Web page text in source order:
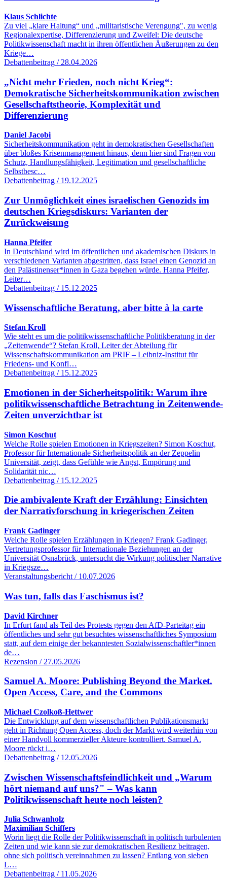
Klaus Schlichte
Zu viel „klare Haltung“ und „militaristische Verengung", zu wenig
Regionalexpertise, Differenzierung und Zweifel: Die deutsche
Politikwissenschaft macht in ihren öffentlichen Äußerungen zu den
Kriege…
Debattenbeitrag / 28.04.2026
„Nicht mehr Frieden, noch nicht Krieg“:
Demokratische Sicherheitskommunikation zwischen
Gesellschaftstheorie, Komplexität und
Differenzierung
Daniel Jacobi
Sicherheitskommunikation geht in demokratischen Gesellschaften
über bloßes Krisenmanagement hinaus, denn hier sind Fragen von
Schutz, Handlungsfähigkeit, Legitimation und gesellschaftliche
Selbstbesc…
Debattenbeitrag / 19.12.2025
Zur Unmöglichkeit eines israelischen Genozids im
deutschen Kriegsdiskurs: Varianten der
Zurückweisung
Hanna Pfeifer
In Deutschland wird im öffentlichen und akademischen Diskurs in
verschiedenen Varianten abgestritten, dass Israel einen Genozid an
den Palästinenser*innen in Gaza begehen würde. Hanna Pfeifer,
Leiter…
Debattenbeitrag / 15.12.2025
Wissenschaftliche Beratung, aber bitte à la carte
Stefan Kroll
Wie steht es um die politikwissenschaftliche Politikberatung in der
„Zeitenwende“? Stefan Kroll, Leiter der Abteilung für
Wissenschaftskommunikation am PRIF – Leibniz-Institut für
Friedens- und Konfl…
Debattenbeitrag / 15.12.2025
Emotionen in der Sicherheitspolitik: Warum ihre
politikwissenschaftliche Betrachtung in Zeitenwende-
Zeiten unverzichtbar ist
Simon Koschut
Welche Rolle spielen Emotionen in Kriegszeiten? Simon Koschut,
Professor für Internationale Sicherheitspolitik an der Zeppelin
Universität, zeigt, dass Gefühle wie Angst, Empörung und
Solidarität nic…
Debattenbeitrag / 15.12.2025
Die ambivalente Kraft der Erzählung: Einsichten
der Narrativforschung in kriegerischen Zeiten
Frank Gadinger
Welche Rolle spielen Erzählungen in Kriegen? Frank Gadinger,
Vertretungsprofessor für Internationale Beziehungen an der
Universität Osnabrück, untersucht die Wirkung politischer Narrative
in Kriegsze…
Veranstaltungsbericht / 10.07.2026
Was tun, falls das Faschismus ist?
David Kirchner
In Erfurt fand als Teil des Protests gegen den AfD-Parteitag ein
öffentliches und sehr gut besuchtes wissenschaftliches Symposium
statt, auf dem einige der bekanntesten Sozialwissenschaftler*innen
de…
Rezension / 27.05.2026
Samuel A. Moore: Publishing Beyond the Market.
Open Access, Care, and the Commons
Michael Czolkoß-Hettwer
Die Entwicklung auf dem wissenschaftlichen Publikationsmarkt
geht in Richtung Open Access, doch der Markt wird weiterhin von
einer Handvoll kommerzieller Akteure kontrolliert. Samuel A.
Moore rückt i…
Debattenbeitrag / 12.05.2026
Zwischen Wissenschaftsfeindlichkeit und „Warum
hört niemand auf uns?" – Was kann
Politikwissenschaft heute noch leisten?
Julia Schwanholz
Maximilian Schiffers
Worin liegt die Rolle der Politikwissenschaft in politisch turbulenten
Zeiten und wie kann sie zur demokratischen Resilienz beitragen,
ohne sich politisch vereinnahmen zu lassen? Entlang von sieben
L…
Debattenbeitrag / 11.05.2026